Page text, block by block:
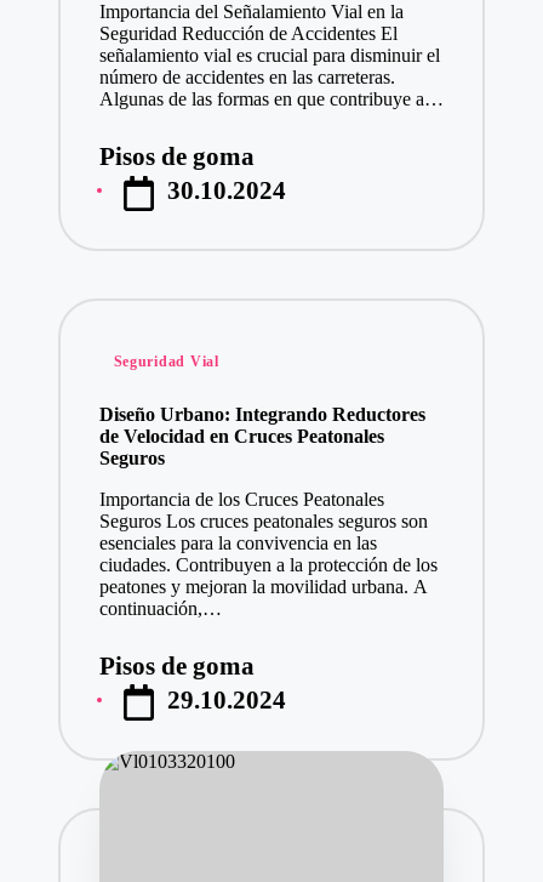
Importancia del Señalamiento Vial en la
Seguridad Reducción de Accidentes El
señalamiento vial es crucial para disminuir el
número de accidentes en las carreteras.
Algunas de las formas en que contribuye a…
Publicado
por
Pisos de goma
30.10.2024
Publicado
Seguridad Vial
Diseño Urbano: Integrando Reductores
de Velocidad en Cruces Peatonales
Seguros
Importancia de los Cruces Peatonales
Seguros Los cruces peatonales seguros son
esenciales para la convivencia en las
ciudades. Contribuyen a la protección de los
peatones y mejoran la movilidad urbana. A
continuación,…
Publicado
por
Pisos de goma
29.10.2024